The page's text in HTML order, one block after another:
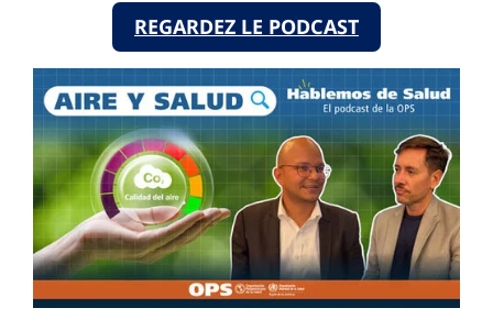
REGARDEZ LE PODCAST